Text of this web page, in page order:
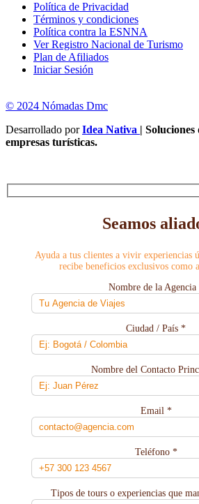
Política de Privacidad
Términos y condiciones
Política contra la ESNNA
Ver Registro Nacional de Turismo
Plan de Afiliados
Iniciar Sesión
© 2024 Nómadas Dmc
Desarrollado porIdea Nativa |
empresas turísticas.
Seamos
Ayuda a tus clientes a vivir experiencias
recibe beneficios exclusivos como
Nombre de la
Ciudad / País *
Nombre del Contacto
Email *
Teléfono *
Tipos de tours o experiencias que